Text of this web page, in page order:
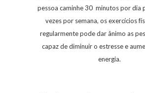
pessoa caminhe 30 minutos por dia
vezes por semana, os exercícios
regularmente pode dar ânimo as
capaz de diminuir o estresse e
energia.